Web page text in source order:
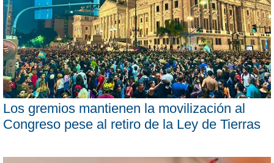
Los gremios mantienen la movilización al
Congreso pese al retiro de la Ley de Tierras